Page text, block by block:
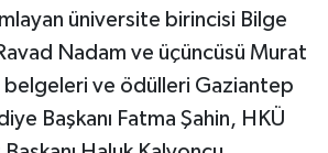
üniversite birincisi Bilge
Ravad Nadam ve üçüncüsü Murat
belgeleri ve ödülleri Gaziantep
Başkanı Fatma Şahin, HKÜ